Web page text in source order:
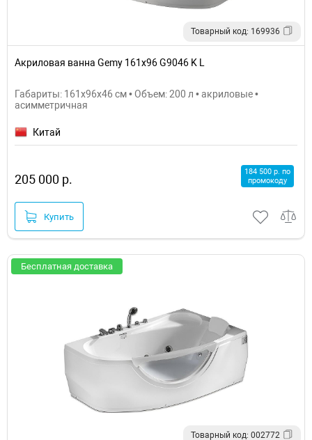
Товарный код: 169936
Акриловая ванна Gemy 161х96 G9046 K L
Габариты: 161x96x46 см • Объем: 200 л • акриловые •
асимметричная
Китай
205 000 р.
184 500 р. по
промокоду
Купить
Бесплатная доставка
Товарный код: 002772